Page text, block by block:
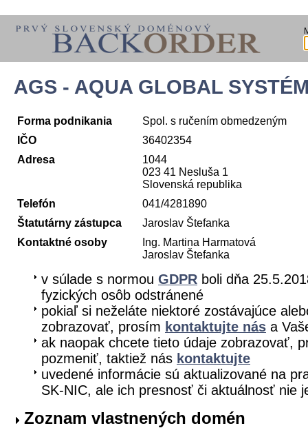
AGS - AQUA GLOBAL
Forma podnikania
Spol. s ručením obmedzeným
IČO
36402354
Adresa
1044
023 41 Nesluša 1
Slovenská republika
Telefón
041/4281890
Štatutárny zástupca
Jaroslav Štefanka
Kontaktné osoby
Ing. Martina Harmatová
Jaroslav Štefanka
v súlade s normou GDPR boli dňa
fyzických osôb odstránené
pokiaľ si neželáte niektoré zostávajúce
zobrazovať, prosím kontaktujte nás a
ak naopak chcete tieto údaje zobrazovať,
pozmeniť, taktiež nás kontaktujte
uvedené informácie sú aktualizované na
SK-NIC, ale ich presnosť či aktuálnosť nie
Zoznam vlastnených domén